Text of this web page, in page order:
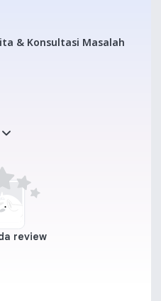
& Konsultasi Masalah
review